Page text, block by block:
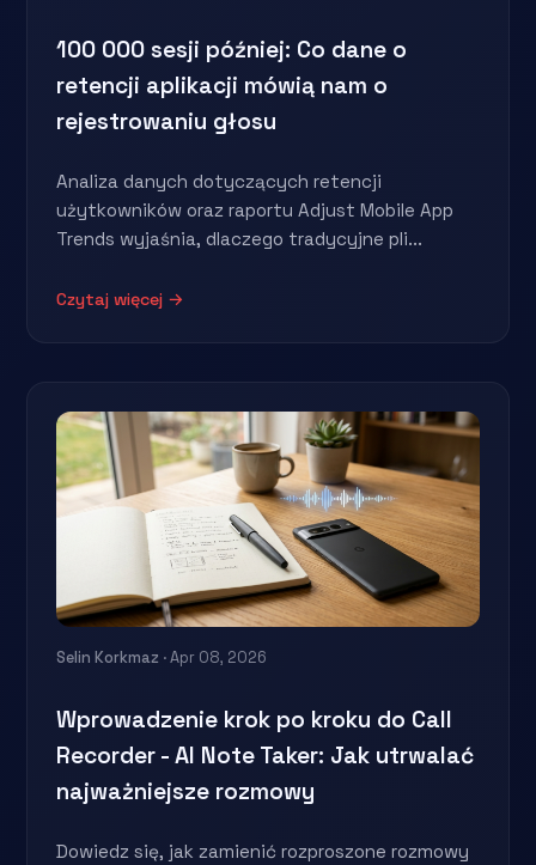
100 000 sesji później: Co dane o
retencji aplikacji mówią nam o
rejestrowaniu głosu
Analiza danych dotyczących retencji
użytkowników oraz raportu Adjust Mobile App
Trends wyjaśnia, dlaczego tradycyjne pli...
Czytaj więcej →
Selin Korkmaz · Apr 08, 2026
Wprowadzenie krok po kroku do Call
Recorder - AI Note Taker: Jak utrwalać
najważniejsze rozmowy
Dowiedz się, jak zamienić rozproszone rozmowy